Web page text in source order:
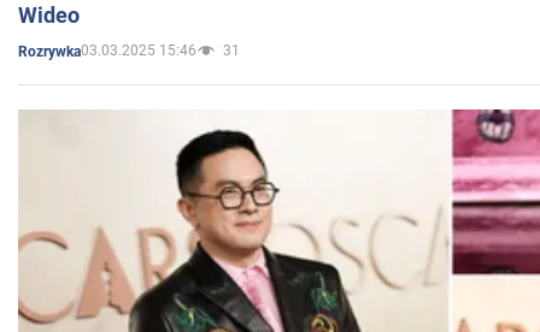
Wideo
Rozrywka03.03.2025 15:46 31